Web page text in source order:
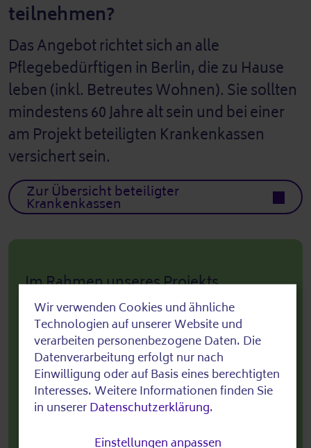
teilnehmen?
Das Angebot richtet sich an alle
Pflegebedürftigen in Berlin, die zu Hause
leben (inkl. Betreutes Wohnen). Sie sollten
mindestens 60 Jahre alt sein und bei einer
am Projekt beteiligten Krankenkassen
versichert sein.
Zur Übersicht beteiligter
Krankenkassen
Im Rahmen unseres Projekts
Stay@Home – Treat@Home (STH)
untersuchen wir, wie gut sich
pflegebedürftige Menschen in Berlin
versorgt fühlen. Nehmen Sie an der
Befragung teil:
Use
of
personal
data
and
Wir verwenden Cookies und ähnliche
Technologien auf unserer Website und
verarbeiten personenbezogene Daten. Die
Datenverarbeitung erfolgt nur nach
Einwilligung oder auf Basis eines berechtigten
Interesses. Weitere Informationen finden Sie
in unsererDatenschutzerklärung.
Einstellungen anpassen